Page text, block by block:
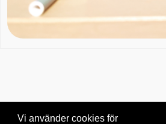
Vi använder cookies för